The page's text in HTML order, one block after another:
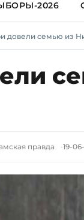
2026
довели семью из
правда 19-